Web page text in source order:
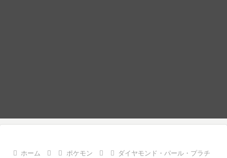
ホーム ポケモン
ダイヤモンド・パール・プラチ